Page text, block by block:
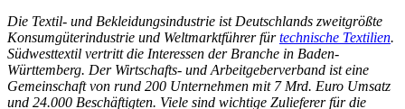
Die Textil- und Bekleidungsindustrie ist Deutschlands zweitgrößte
Konsumgüterindustrie und Weltmarktführer fürtechnische Textilien.
Südwesttextil vertritt die Interessen der Branche in Baden-
Württemberg. Der Wirtschafts- und Arbeitgeberverband ist eine
Gemeinschaft von rund 200 Unternehmen mit 7 Mrd. Euro Umsatz
und 24.000 Beschäftigten. Viele sind wichtige Zulieferer für die